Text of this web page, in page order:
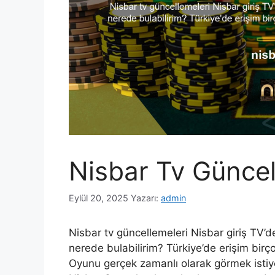
Nisbar Tv
Eylül 20, 2025 Yazarı: admin
Nisbar tv güncellemeleri Nisbar giriş
nerede bulabilirim? Türkiye’de erişim
Oyunu gerçek zamanlı olarak görmek